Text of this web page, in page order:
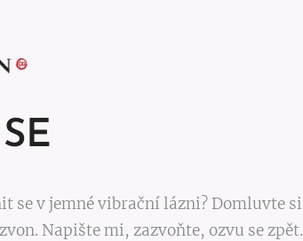
se v jemné vibrační lázni? Domluvte si
Napište mi, zazvoňte, ozvu se zpět.